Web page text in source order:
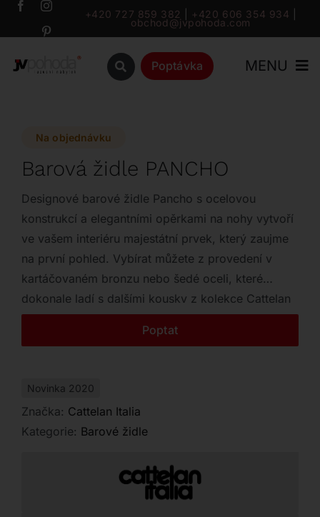
Přeskočit
+420 727 859 382 +420 606 354 934
obchod@jvpohoda.com
Poptávka MENU
Katalog
Značky
Outlet
Kontakt
Na objednávku
Barová židle PANCHO
Designové barové židle Pancho s ocelovou
konstrukcí a elegantními opěrkami na nohy vytvoří
ve vašem interiéru majestátní prvek, který zaujme
na první pohled. Vybírat můžete z provedení v
kartáčovaném bronzu nebo šedé oceli, které
dokonale ladí s dalšími kousky z kolekce Cattelan
Italia 2020. Tyto stylové židle jsou k dispozici ve
dvou výškách pro váš maximální komfort.
Poptat
Novinka 2020
Značka: Cattelan Italia
Kategorie: Barové židle